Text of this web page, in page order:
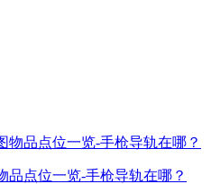
品点位一览-手枪导轨在哪？